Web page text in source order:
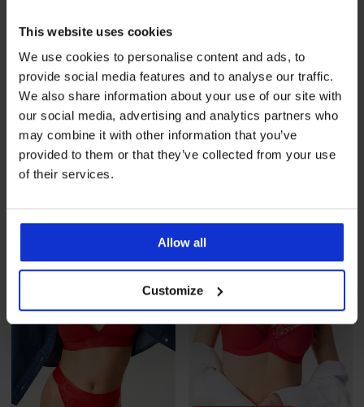
This website uses cookies
We use cookies to personalise content and ads, to
provide social media features and to analyse our traffic.
We also share information about your use of our site with
our social media, advertising and analytics partners who
may combine it with other information that you’ve
provided to them or that they’ve collected from your use
of their services.
Allow all
Customize
4,9
Biustonosz usztywniany
Carmen Basic
157,99 zł
Biustonosz nieusztywniany
Elegant Charm I
202,99 zł